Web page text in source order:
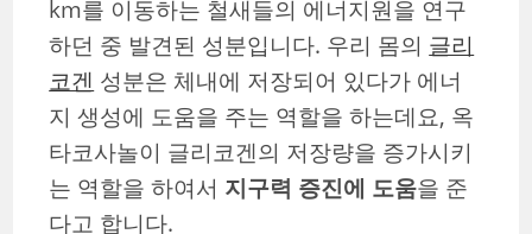
km를 이동하는 철새들의 에너지원을 연구
하던 중 발견된 성분입니다. 우리 몸의 글리
코겐 성분은 체내에 저장되어 있다가 에너
지 생성에 도움을 주는 역할을 하는데요, 옥
타코사놀이 글리코겐의 저장량을 증가시키
는 역할을 하여서 지구력 증진에 도움을 준
다고 합니다.